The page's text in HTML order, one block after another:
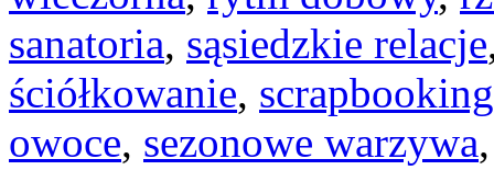
sanatoria, sąsiedzkie relacje
ściółkowanie, scrapbooking
owoce, sezonowe warzywa